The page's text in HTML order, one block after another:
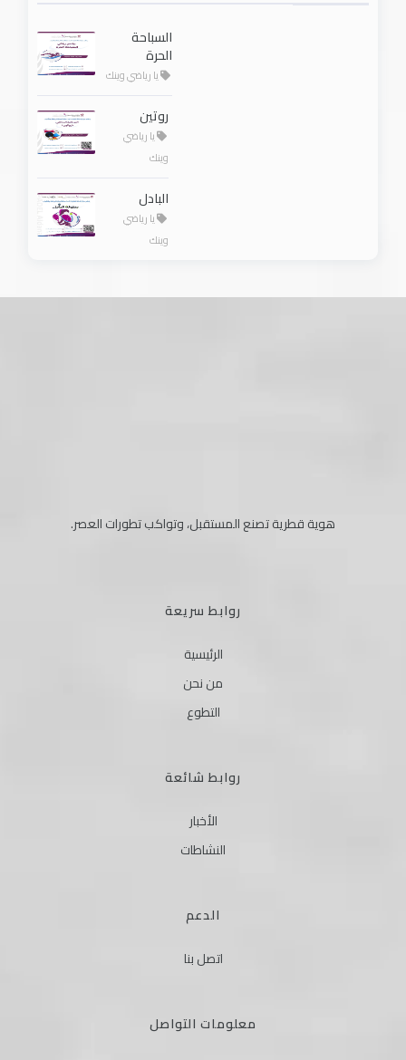
السباحة
الحرة
يا رياضي وينك
روتين
يا رياضي
وينك
البادل
يا رياضي
وينك
هوية قطرية تصنع المستقبل، وتواكب تطورات العصر.
روابط سريعة
الرئيسية
من نحن
التطوع
روابط شائعة
الأخبار
النشاطات
الدعم
اتصل بنا
معلومات التواصل